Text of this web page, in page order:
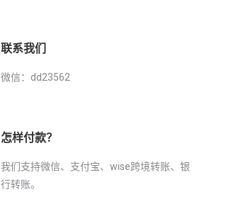
联系我们
微信：dd23562
怎样付款？
我们支持微信、支付宝、wise跨境转账、银
行转账。